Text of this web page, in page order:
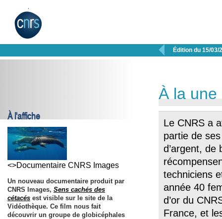
 Édition du 15/03/
À l'affiche
<>Documentaire CNRS Images
Un nouveau documentaire produit par
CNRS Images, Sens cachés des
cétacés est visible sur le site de la
Vidéothèque. Ce film nous fait
découvrir un groupe de globicéphales
À la une
Le CNRS a
partie de
d’argent, de
techniciens
année 40
d’or du
France, et